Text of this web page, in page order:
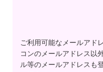
ご利用可能なメールアド
コンのメールアドレス以
ル等のメールアドレスも